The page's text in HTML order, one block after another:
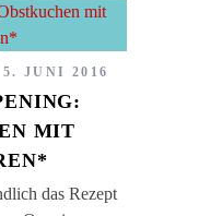
5. JUNI 2016
MIT
das Rezept